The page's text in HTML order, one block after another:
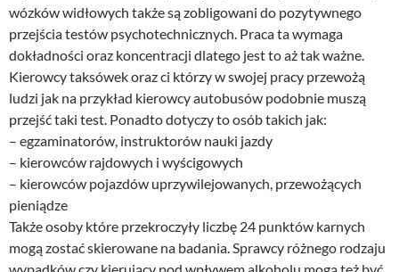
wózków widłowych także są zobligowani do pozytywnego
przejścia testów psychotechnicznych. Praca ta wymaga
dokładności oraz koncentracji dlatego jest to aż tak ważne.
Kierowcy taksówek oraz ci którzy w swojej pracy przewożą
ludzi jak na przykład kierowcy autobusów podobnie muszą
przejść taki test. Ponadto dotyczy to osób takich jak:
– egzaminatorów, instruktorów nauki jazdy
– kierowców rajdowych i wyścigowych
– kierowców pojazdów uprzywilejowanych, przewożących
pieniądze
Także osoby które przekroczyły liczbę 24 punktów karnych
mogą zostać skierowane na badania. Sprawcy różnego rodzaju